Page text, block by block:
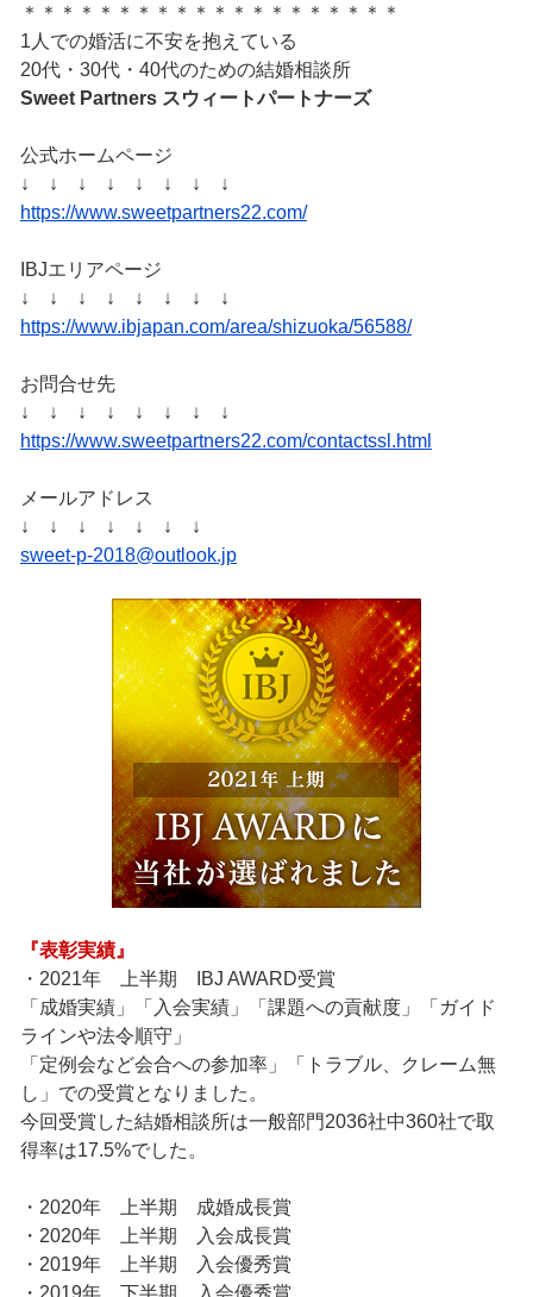
＊＊＊＊＊＊＊＊＊＊＊＊＊＊＊＊＊＊＊＊
1人での婚活に不安を抱えている
20代・30代・40代のための結婚相談所
Sweet Partners スウィートパートナーズ
公式ホームページ
↓ ↓ ↓ ↓ ↓ ↓ ↓ ↓
https://www.sweetpartners22.com/
IBJエリアページ
↓ ↓ ↓ ↓ ↓ ↓ ↓ ↓
https://www.ibjapan.com/area/shizuoka/56588/
お問合せ先
↓ ↓ ↓ ↓ ↓ ↓ ↓ ↓
https://www.sweetpartners22.com/contactssl.html
メールアドレス
↓ ↓ ↓ ↓ ↓ ↓ ↓
sweet-p-2018@outlook.jp
『表彰実績』
・2021年 上半期 IBJ AWARD受賞
「成婚実績」「入会実績」「課題への貢献度」「ガイド
ラインや法令順守」
「定例会など会合への参加率」「トラブル、クレーム無
し」での受賞となりました。
今回受賞した結婚相談所は一般部門2036社中360社で取
得率は17.5%でした。
・2020年 上半期 成婚成長賞
・2020年 上半期 入会成長賞
・2019年 上半期 入会優秀賞
・2019年 下半期 入会優秀賞